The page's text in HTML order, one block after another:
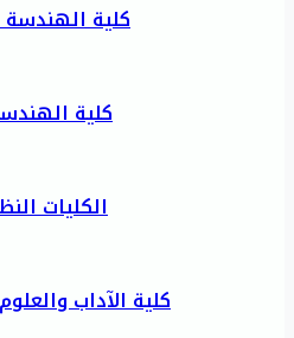
كلية الهندسة
كلية
الكليات
كلية الآداب